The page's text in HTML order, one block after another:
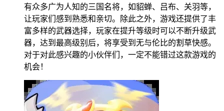
有众多广为人知的三国名将，如貂蝉、吕布、关羽等，
让玩家们感到熟悉和亲切。除此之外，游戏还提供了丰
富多样的武器选择，玩家在提升等级时可以不断升级武
器，达到最高级别后，将享受到无与伦比的割草快感。
对于对此感兴趣的小伙伴们，一定不能错过这款游戏的
机会！